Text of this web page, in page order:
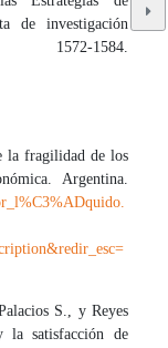
de investigación
1584.
la fragilidad de los
Argentina.
S., y Reyes
la satisfacción de